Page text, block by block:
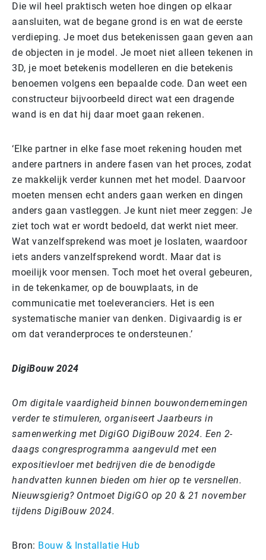
Die wil heel praktisch weten hoe dingen op elkaar
aansluiten, wat de begane grond is en wat de eerste
verdieping. Je moet dus betekenissen gaan geven aan
de objecten in je model. Je moet niet alleen tekenen in
3D, je moet betekenis modelleren en die betekenis
benoemen volgens een bepaalde code. Dan weet een
constructeur bijvoorbeeld direct wat een dragende
wand is en dat hij daar moet gaan rekenen.
‘Elke partner in elke fase moet rekening houden met
andere partners in andere fasen van het proces, zodat
ze makkelijk verder kunnen met het model. Daarvoor
moeten mensen echt anders gaan werken en dingen
anders gaan vastleggen. Je kunt niet meer zeggen: Je
ziet toch wat er wordt bedoeld, dat werkt niet meer.
Wat vanzelfsprekend was moet je loslaten, waardoor
iets anders vanzelfsprekend wordt. Maar dat is
moeilijk voor mensen. Toch moet het overal gebeuren,
in de tekenkamer, op de bouwplaats, in de
communicatie met toeleveranciers. Het is een
systematische manier van denken. Digivaardig is er
om dat veranderproces te ondersteunen.’
DigiBouw 2024
Om digitale vaardigheid binnen bouwondernemingen
verder te stimuleren, organiseert Jaarbeurs in
samenwerking met DigiGO DigiBouw 2024. Een 2-
daags congresprogramma aangevuld met een
expositievloer met bedrijven die de benodigde
handvatten kunnen bieden om hier op te versnellen.
Nieuwsgierig? Ontmoet DigiGO op 20 & 21 november
tijdens DigiBouw 2024.
Bron: Bouw & Installatie Hub